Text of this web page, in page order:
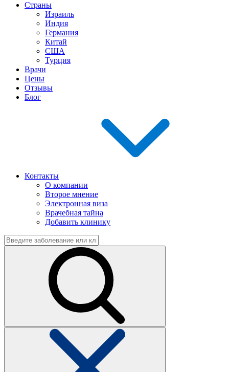
Страны
Израиль
Индия
Германия
Китай
США
Турция
Врачи
Цены
Отзывы
Блог
Контакты
О компании
Второе мнение
Электронная виза
Врачебная тайна
Добавить клинику